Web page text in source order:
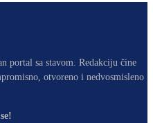
portal sa stavom. Redakciju čine
otvoreno i nedvosmisleno